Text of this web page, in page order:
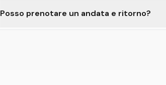
Posso prenotare un andata e ritorno?